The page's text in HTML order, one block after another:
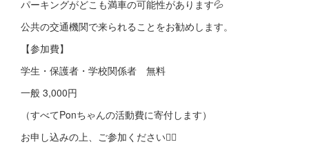
パーキングがどこも満車の可能性があります💦
公共の交通機関で来られることをお勧めします。
【参加費】
学生・保護者・学校関係者 無料
一般 3,000円
（すべてPonちゃんの活動費に寄付します）
お申し込みの上、ご参加ください🙇‍♀️